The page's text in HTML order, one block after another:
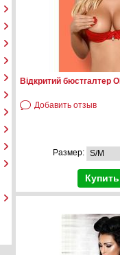
Відкритий бюстгалтер
Добавить отзыв
Размер:
Купить